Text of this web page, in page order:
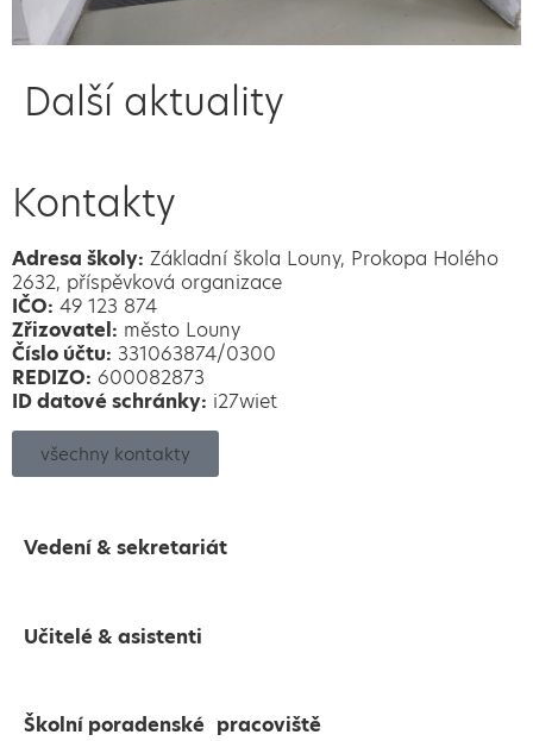
Další aktuality
Kontakty
Adresa školy: Základní škola Louny, Prokopa Holého
2632, příspěvková organizace
IČO: 49 123 874
Zřizovatel: město Louny
Číslo účtu: 331063874/0300
REDIZO: 600082873
ID datové schránky: i27wiet
všechny kontakty
Vedení & sekretariát
Učitelé & asistenti
Školní poradenské pracoviště